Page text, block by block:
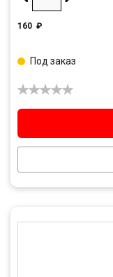
160 ₽
Под заказ